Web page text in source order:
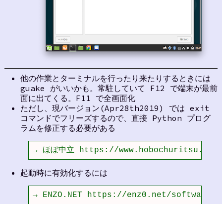
他の作業とターミナルを行ったり来たりするときには
guake がいいかも。常駐していて F12 で端末が最前
面に出てくる。F11 で全画面化
ただし、現バージョン(Apr28th2019) では exit
コマンドでフリーズするので、直接 Python プログ
ラムを修正する必要がある
→ ほぼ中立 https://
起動時に有効化するには
→ ENZO.NET https://enz0.net/software/